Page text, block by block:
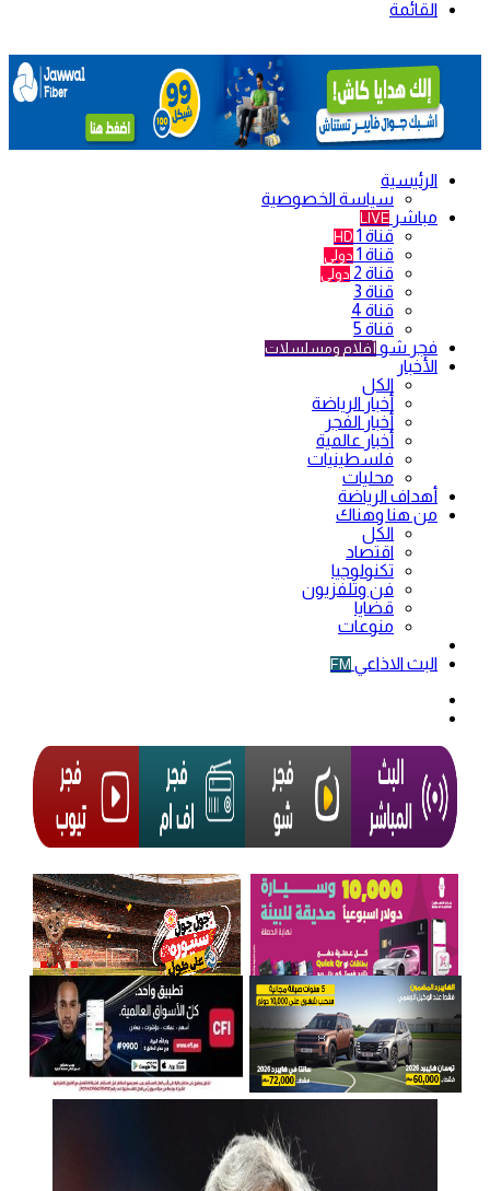
القائمة
الرئيسية
سياسة الخصوصية
مباشر LIVE
قناة 1 HD
قناة 1 دولي
قناة 2 دولي
قناة 3
قناة 4
قناة 5
فجر شو أفلام ومسلسلات
الأخبار
الكل
أخبار الرياضة
أخبار الفجر
أخبار عالمية
فلسطينيات
محليات
أهداف الرياضة
من هنا وهناك
الكل
اقتصاد
تكنولوجيا
فن وتلفزيون
قضايا
منوعات
البث الاذاعي FM